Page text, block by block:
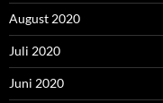
August 2020
Juli 2020
Juni 2020